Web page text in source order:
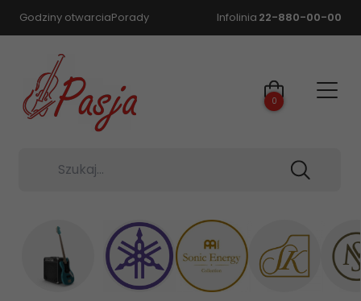
Godziny otwarciaPorady Infolinia 22-880-00-00
Szukaj...
0